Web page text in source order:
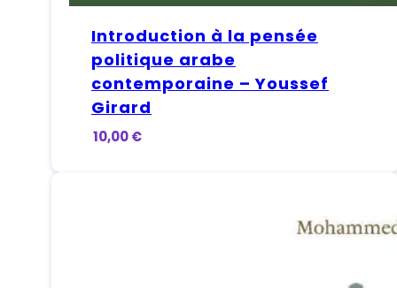
Introduction à la pensée
politique arabe
contemporaine – Youssef
Girard
10,00€